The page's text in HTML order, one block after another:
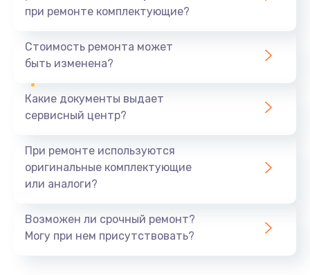
1440 руб.
Ремонт южного моста
Замена батарейки BIOS
Заказать
при ремонте комплектующие?
Стоимость ремонта может
быть изменена?
Какие документы выдает
сервисный центр?
При ремонте используются
оригинальные комплектующие
или аналоги?
Возможен ли срочный ремонт?
Могу при нем присутствовать?